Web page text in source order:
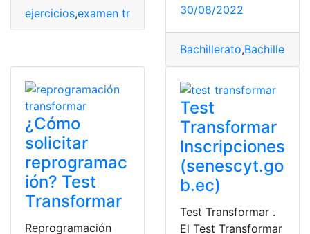
ejercicios,examen transformar,pruebas transformar
30/08/2022
Bachillerato,Bachillerato
¿Cómo
solicitar
reprogramac
ión? Test
Transformar
Reprogramación
Test
Transformar
Inscripciones
(senescyt.go
b.ec)
Test Transformar .
El Test Transformar